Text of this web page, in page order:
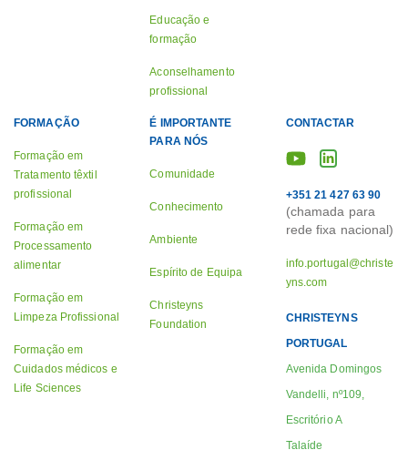
Educação e
formação
Aconselhamento
profissional
FORMAÇÃO
Formação em
Tratamento têxtil
profissional
Formação em
Processamento
alimentar
Formação em
Limpeza Profissional
Formação em
Cuidados médicos e
Life Sciences
É IMPORTANTE
PARA NÓS
Comunidade
Conhecimento
Ambiente
Espírito de Equipa
Christeyns
Foundation
CONTACTAR
+351 21 427 63 90
(chamada para
rede fixa nacional)
info.portugal@christe
yns.com
CHRISTEYNS
PORTUGAL
Avenida Domingos
Vandelli, nº109,
Escritório A
Talaíde